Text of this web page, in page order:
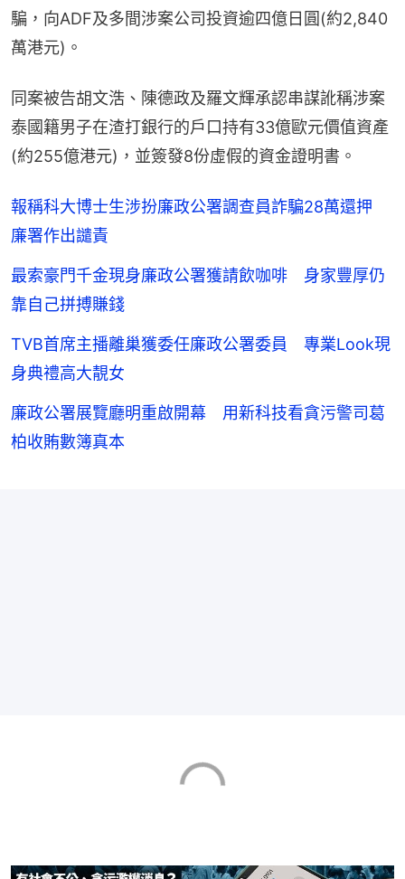
騙，向ADF及多間涉案公司投資逾四億日圓(約2,840
萬港元)。
同案被告胡文浩、陳德政及羅文輝承認串謀訛稱涉案
泰國籍男子在渣打銀行的戶口持有33億歐元價值資產
(約255億港元)，並簽發8份虛假的資金證明書。
報稱科大博士生涉扮廉政公署調查員詐騙28萬還押
廉署作出譴責
最索豪門千金現身廉政公署獲請飲咖啡 身家豐厚仍
靠自己拼搏賺錢
TVB首席主播離巢獲委任廉政公署委員 專業Look現
身典禮高大靚女
廉政公署展覽廳明重啟開幕 用新科技看貪污警司葛
柏收賄數簿真本